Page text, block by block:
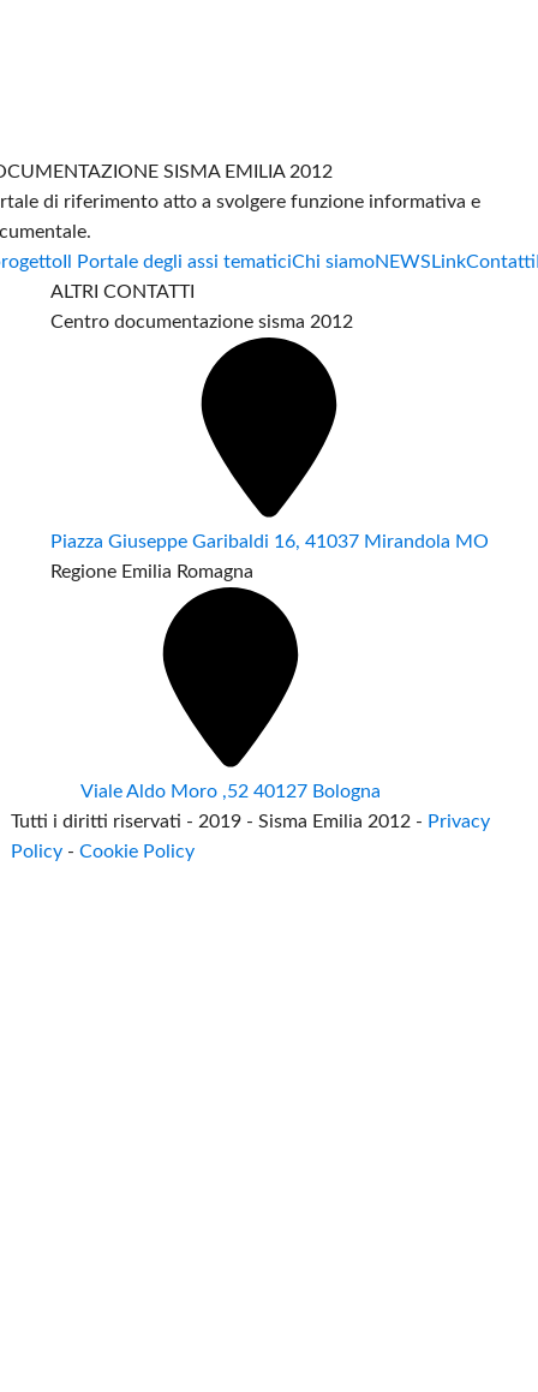
SISMA EMILIA 2012
di riferimento atto a svolgere funzione informativa e
Il Portale degli assi tematiciChi siamoNEWS LinkContatti
ALTRI CONTATTI
Centro documentazione sisma 2012
Piazza Giuseppe Garibaldi 16, 41037 Mirandola MO
Regione Emilia Romagna
Viale Aldo Moro ,52 40127 Bologna
Tutti i diritti riservati - 2019 - Sisma Emilia 2012 - Privacy
Policy -Cookie Policy